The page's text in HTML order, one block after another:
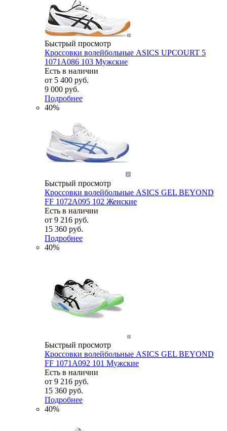
Быстрый просмотр
Кроссовки волейбольные ASICS UPCOURT 5
1071A086 103 Мужские
Есть в наличии
от 5 400 руб.
9 000 руб.
Подробнее
40%
Быстрый просмотр
Кроссовки волейбольные ASICS GEL BEYOND
FF 1072A095 102 Женские
Есть в наличии
от 9 216 руб.
15 360 руб.
Подробнее
40%
Быстрый просмотр
Кроссовки волейбольные ASICS GEL BEYOND
FF 1071A092 101 Мужские
Есть в наличии
от 9 216 руб.
15 360 руб.
Подробнее
40%